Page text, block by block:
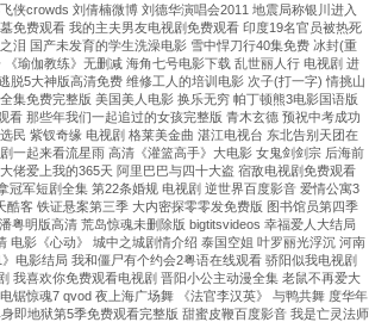
侠crowds 刘倩楠微博 刘德华演唱会2011 地震局称银川进入
免费观看 我的主夫男友电视剧免费观看 印度19名官员被热死
泪 国产未发育的学生洗澡电影 雪中悍刀行40集免费 冰封(重
瑜伽教练》无删减 海角七号电影下载 乱世丽人行 电视剧 进
脱5大神版高清免费 维修工人的培训电影 次子(打一字) 情挑山
集免费完整版 美国美人电影 换乐无穷 帕丁顿熊3电影国语版
看 那些年我们一起追过的女孩完整版 青木玄德 预祝中考成功
民 紫钗奇缘 电视剧 格莱美金曲 湛江电视台 东北告别天团在
一起来看流星雨 高清《灌篮高手》大电影 女鬼剑剑宗 后海前
佬爱上我的365天 阿里巴巴与四十大盗 宿敌电视剧免费观看
冠军短剧全集 第22条婚规 电视剧 逆世界百度影音 爱情公寓3
酷客 铁证悬案第三季 大内密探零零发免费版 图书馆员第四季
粤明版高清 荒岛惊魂未删除版 bigtitsvideos 幸福爱人大结局
电影《心动》 城中之城剧情介绍 泰国空姐 叶罗丽光浮沉 河南
电影结局 我和僵尸有个约会2粤语在线观看 骄阳似我电视剧
我喜欢你免费观看电视剧 晋阳小公主动漫全集 老鼠不再爱大
锯惊魂7 qvod 夜上海广场舞 《法官李汉英》 与鸭共舞 度华年
即地狱第5季免费观看完整版 甜蜜皮鞭百度影音 我是亡灵法师